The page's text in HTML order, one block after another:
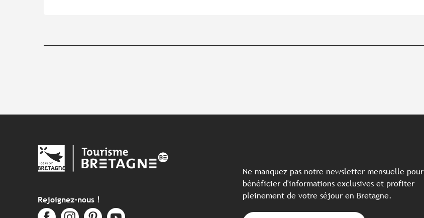
Rejoignez-nous !
Ne manquez pas notre newsletter mensuelle pour
bénéficier d'informations exclusives et profiter
pleinement de votre séjour en Bretagne.